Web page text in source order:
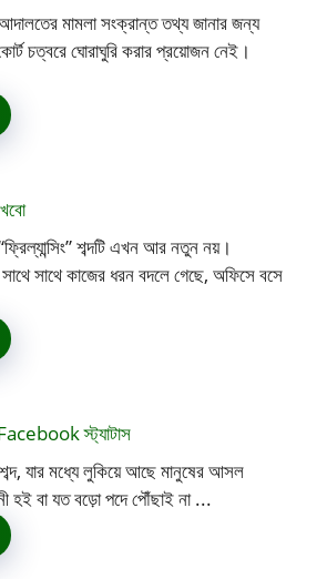
আদালতের মামলা সংক্রান্ত তথ্য জানার জন্য
চত্বরে ঘোরাঘুরি করার প্রয়োজন নেই।
শব্দটি এখন আর নতুন নয়।
সাথে সাথে কাজের ধরন বদলে গেছে, অফিসে বসে
স্ট্যাটাস
যার মধ্যে লুকিয়ে আছে মানুষের আসল
হই বা যত বড়ো পদে পৌঁছাই না ...